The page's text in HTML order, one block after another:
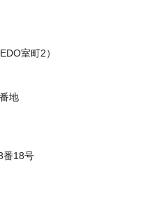
室町2）
地
番18号